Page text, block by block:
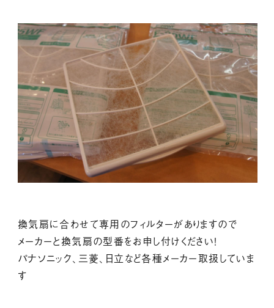
換気扇に合わせて専用のフィルターがありますので
メーカーと換気扇の型番をお申し付けください！
パナソニック、三菱、日立など各種メーカー取扱していま
す